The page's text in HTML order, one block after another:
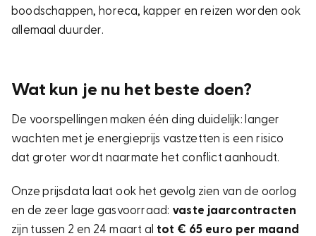
boodschappen, horeca, kapper en reizen worden ook
allemaal duurder.
Wat kun je nu het beste doen?
De voorspellingen maken één ding duidelijk: langer
wachten met je energieprijs vastzetten is een risico
dat groter wordt naarmate het conflict aanhoudt.
Onze prijsdata laat ook het gevolg zien van de oorlog
en de zeer lage gasvoorraad: vaste jaarcontracten
zijn tussen 2 en 24 maart al tot € 65 euro per maand